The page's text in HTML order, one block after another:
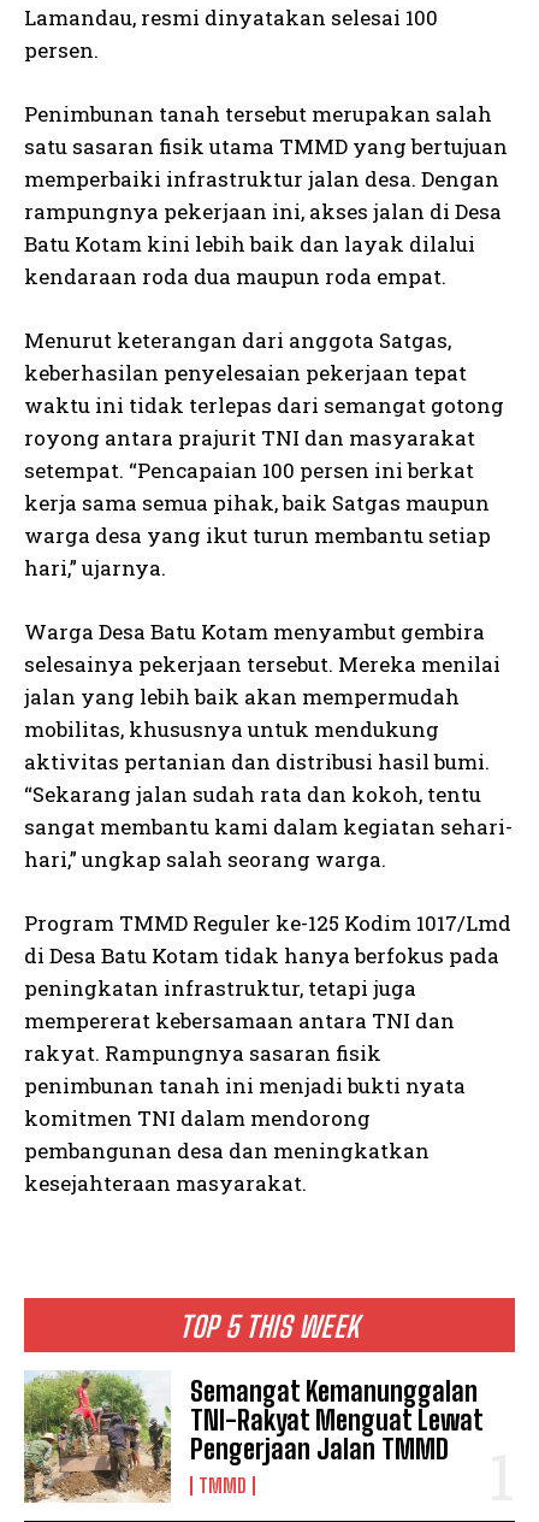
TOP 5 THIS WEEK
Semangat Kemanunggalan
TNI-Rakyat Menguat Lewat
Pengerjaan Jalan TMMD
TMMD
Lamandau, resmi dinyatakan selesai 100
persen.
Penimbunan tanah tersebut merupakan salah
satu sasaran fisik utama TMMD yang bertujuan
memperbaiki infrastruktur jalan desa. Dengan
rampungnya pekerjaan ini, akses jalan di Desa
Batu Kotam kini lebih baik dan layak dilalui
kendaraan roda dua maupun roda empat.
Menurut keterangan dari anggota Satgas,
keberhasilan penyelesaian pekerjaan tepat
waktu ini tidak terlepas dari semangat gotong
royong antara prajurit TNI dan masyarakat
setempat. “Pencapaian 100 persen ini berkat
kerja sama semua pihak, baik Satgas maupun
warga desa yang ikut turun membantu setiap
hari,” ujarnya.
Warga Desa Batu Kotam menyambut gembira
selesainya pekerjaan tersebut. Mereka menilai
jalan yang lebih baik akan mempermudah
mobilitas, khususnya untuk mendukung
aktivitas pertanian dan distribusi hasil bumi.
“Sekarang jalan sudah rata dan kokoh, tentu
sangat membantu kami dalam kegiatan sehari-
hari,” ungkap salah seorang warga.
Program TMMD Reguler ke-125 Kodim 1017/Lmd
di Desa Batu Kotam tidak hanya berfokus pada
peningkatan infrastruktur, tetapi juga
mempererat kebersamaan antara TNI dan
rakyat. Rampungnya sasaran fisik
penimbunan tanah ini menjadi bukti nyata
komitmen TNI dalam mendorong
pembangunan desa dan meningkatkan
kesejahteraan masyarakat.